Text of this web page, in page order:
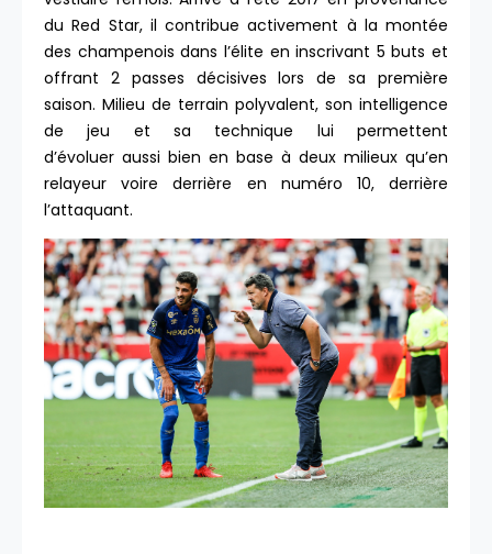
du Red Star, il contribue activement à la montée
des champenois dans l’élite en inscrivant 5 buts et
offrant 2 passes décisives lors de sa première
saison. Milieu de terrain polyvalent, son intelligence
de jeu et sa technique lui permettent
d’évoluer aussi bien en base à deux milieux qu’en
relayeur voire derrière en numéro 10, derrière
l’attaquant.